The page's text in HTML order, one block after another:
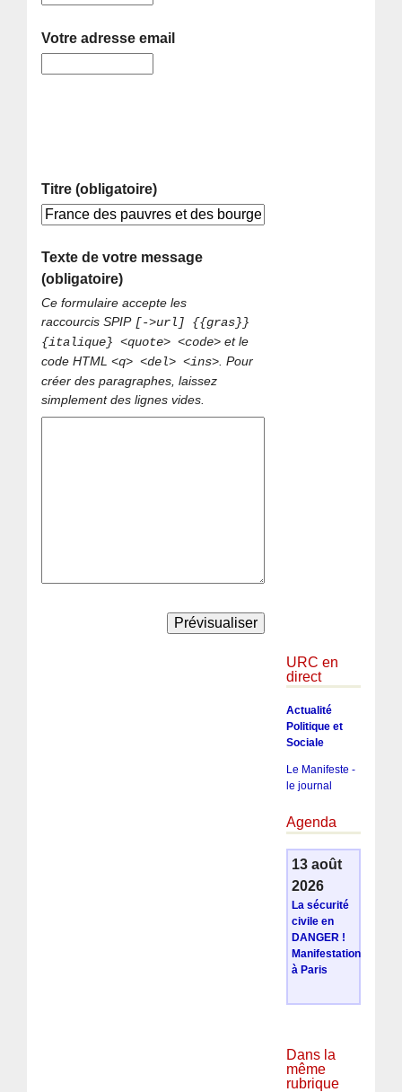
Votre adresse email
Titre (obligatoire)
Texte de votre message
(obligatoire)
Ce formulaire accepte les
raccourcis SPIP [->url] {{gras}}
{italique} <quote> <code> et le
code HTML<q> <del> <ins>. Pour
créer des paragraphes, laissez
simplement des lignes vides.
URC en
direct
Actualité
Politique et
Sociale
Le Manifeste -
le journal
Agenda
13 août
2026
La sécurité
civile en
DANGER !
Manifestation
à Paris
Dans la
même
rubrique